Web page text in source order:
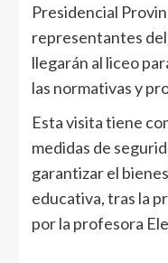
Presidencial
representantes
llegarán al liceo
las normativas y
Esta visita tiene
medidas de
garantizar el
educativa, tras la
por la profesora